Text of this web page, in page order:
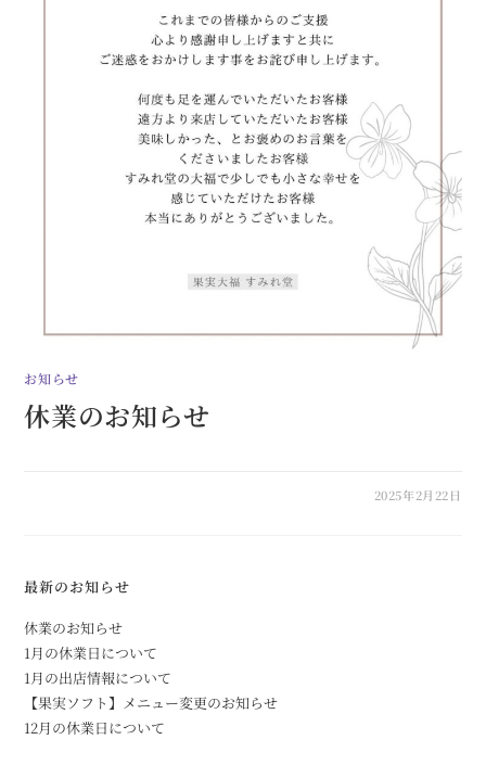
お知らせ
休業のお知らせ
2025年2月22日
最新のお知らせ
休業のお知らせ
1月の休業日について
1月の出店情報について
【果実ソフト】メニュー変更のお知らせ
12月の休業日について